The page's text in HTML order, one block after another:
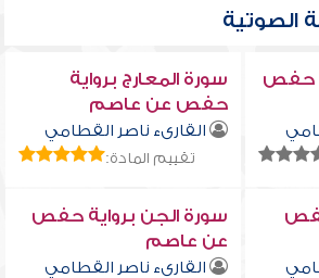
الصوتية
حفص
سورة المعارج برواية
حفص عن عاصم
القارىء ناصر القطامي
تقييم المادة:
سورة الجن برواية حفص
عن عاصم
القارىء ناصر القطامي